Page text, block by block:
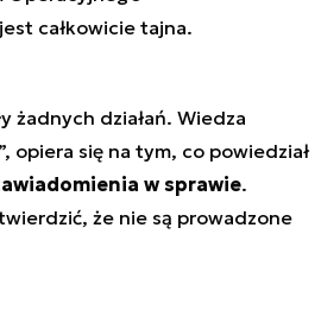
całkowicie tajna.
żadnych działań. Wiedza
opiera się na tym, co powiedział
w sprawie.
że nie są prowadzone